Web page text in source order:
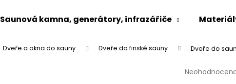
Saunová kamna, generátory, infrazářiče
Dveře a okna do sauny Dveře do finské sauny Dveře do
Průměrné
Co potřebujete najít?